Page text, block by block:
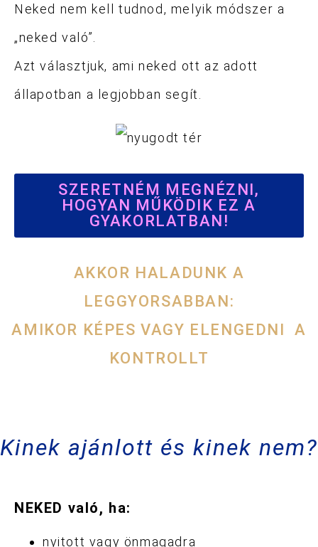
Neked nem kell tudnod, melyik módszer a
„neked való”.
Azt választjuk, ami neked ott az adott
állapotban a legjobban segít.
SZERETNÉM MEGNÉZNI,
HOGYAN MŰKÖDIK EZ A
GYAKORLATBAN!
AKKOR HALADUNK A
LEGGYORSABBAN:
AMIKOR KÉPES VAGY ELENGEDNI A
KONTROLLT
Kinek ajánlott és kinek nem?
NEKED való, ha:
nyitott vagy önmagadra